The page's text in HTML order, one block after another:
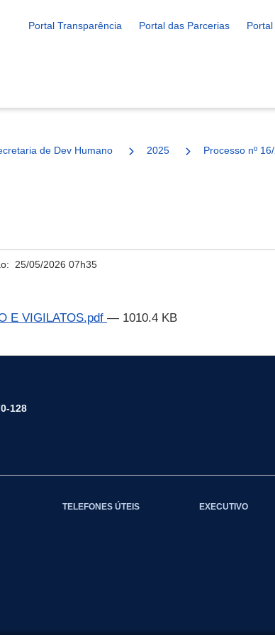
Portal Transparência Portal das Parcerias
de Dev Humano 2025 Processo nº
25/05/2026 07h35
E VIGILATOS.pdf — 1010.4 KB
128
TELEFONES ÚTEIS EXECUTIVO